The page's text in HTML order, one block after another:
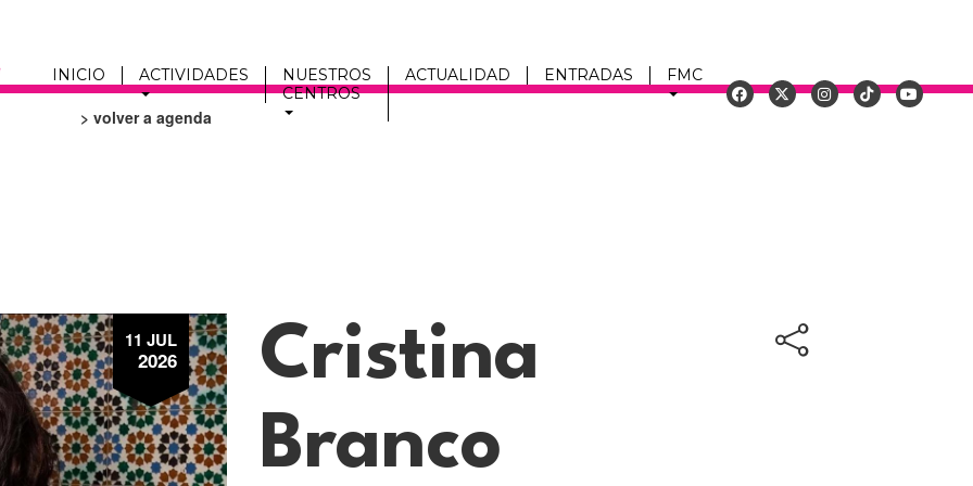
INICIO ACTIVIDADES
NUESTROS
CENTROS
ACTUALIDAD ENTRADAS FMC
> volver a agenda
11 JUL
2026
Cristina
Branco